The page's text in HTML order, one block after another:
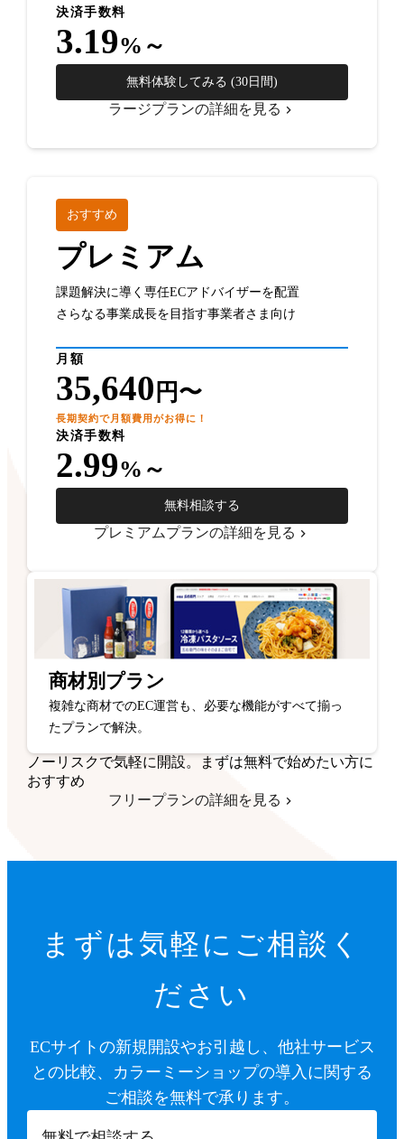
決済手数料
3.19%～
無料体験してみる (30日間)
ラージプランの詳細を見る
おすすめ
プレミアム
課題解決に導く専任ECアドバイザーを配置
さらなる事業成長を目指す事業者さま向け
月額
35,640 円〜
長期契約で月額費用がお得に！
決済手数料
2.99%～
無料相談する
プレミアムプランの詳細を見る
商材別プラン
複雑な商材でのEC運営も、必要な機能がすべて揃っ
たプランで解決。
ノーリスクで気軽に開設。まずは無料で始めたい方に
おすすめ
フリープランの詳細を見る
まずは気軽にご相談く
ださい
ECサイトの新規開設やお引越し、他社サービス
との比較、カラーミーショップの導入に関する
ご相談を無料で承ります。